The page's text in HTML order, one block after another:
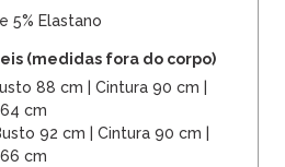
5% Elastano
(medidas fora do corpo)
88 cm | Cintura 90 cm |
cm
92 cm | Cintura 90 cm |
cm